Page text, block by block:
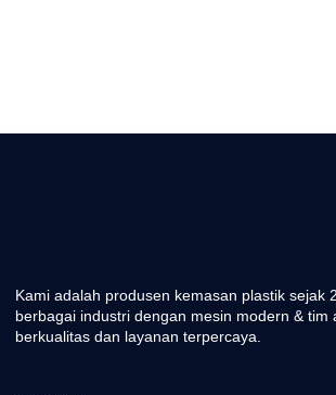
Kami adalah produsen kemasan plastik sejak
berbagai industri dengan mesin modern & tim
berkualitas dan layanan terpercaya.